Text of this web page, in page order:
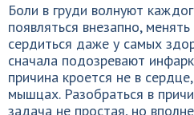
Боли в груди волнуют
появляться внезапно,
сердиться даже у самых
сначала подозревают
причина кроется не в
мышцах. Разобраться в
задача не простая, но